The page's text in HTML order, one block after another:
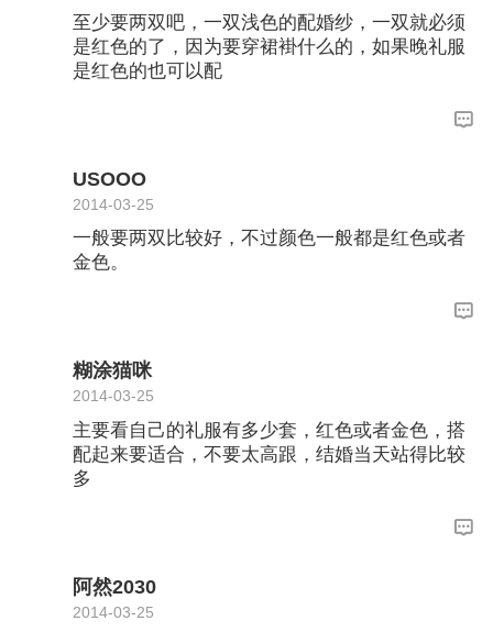
至少要两双吧，一双浅色的配婚纱，一双就必须
是红色的了，因为要穿裙褂什么的，如果晚礼服
是红色的也可以配
USOOO
2014-03-25
一般要两双比较好，不过颜色一般都是红色或者
金色。
糊涂猫咪
2014-03-25
主要看自己的礼服有多少套，红色或者金色，搭
配起来要适合，不要太高跟，结婚当天站得比较
多
阿然2030
2014-03-25